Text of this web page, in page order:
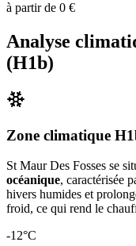
à partir de 0 €
Analyse
(H1b)
Zone climatique
St Maur Des Fosses se
océanique, caractérisée
hivers humides et
froid, ce qui rend le
-12°C